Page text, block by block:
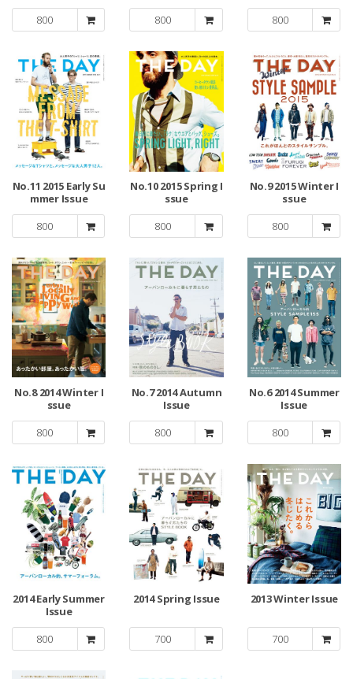
800
800
800
No.11 2015 Early Su
mmer Issue
800
No.10 2015 Spring I
ssue
800
No.9 2015 Winter I
ssue
800
No.8 2014 Winter I
ssue
800
No.7 2014 Autumn
Issue
800
No.6 2014 Summer
Issue
800
2014 Early Summer
Issue
800
2014 Spring Issue
700
2013 Winter Issue
700